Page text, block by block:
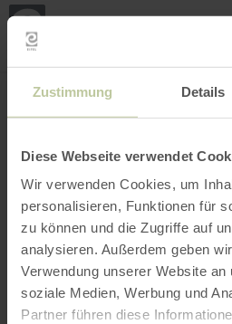
Zustimmung Details
Diese Webseite verwendet
Wir verwenden Cookies, um
personalisieren, Funktionen für
zu können und die Zugriffe auf
analysieren. Außerdem geben
Verwendung unserer Website
soziale Medien, Werbung und
Partner führen diese